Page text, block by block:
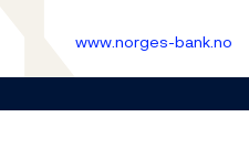
www.norges-bank.no